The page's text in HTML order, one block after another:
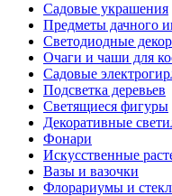
Садовые украшения
Предметы дачного
Светодиодные
Очаги и чаши для
Садовые
Подсветка деревьев
Светящиеся фигуры
Декоративные
Фонари
Искусственные
Вазы и вазочки
Флорариумы и